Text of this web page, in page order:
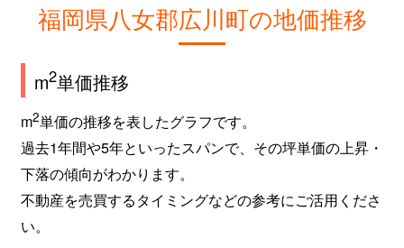
福岡県八女郡広川町の地価推移
m2単価推移
m2単価の推移を表したグラフです。
過去1年間や5年といったスパンで、その坪単価の上昇・
下落の傾向がわかります。
不動産を売買するタイミングなどの参考にご活用くださ
い。